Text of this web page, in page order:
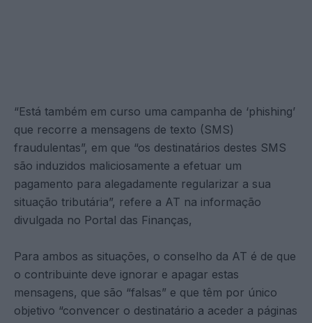
“Está também em curso uma campanha de ‘phishing’
que recorre a mensagens de texto (SMS)
fraudulentas”, em que “os destinatários destes SMS
são induzidos maliciosamente a efetuar um
pagamento para alegadamente regularizar a sua
situação tributária”, refere a AT na informação
divulgada no Portal das Finanças,
Para ambos as situações, o conselho da AT é de que
o contribuinte deve ignorar e apagar estas
mensagens, que são “falsas” e que têm por único
objetivo “convencer o destinatário a aceder a páginas